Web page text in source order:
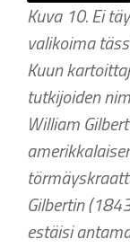
Kuva 10. Ei
valikoima
Kuun
tutkijoiden
William
Gilbertin
estäisi